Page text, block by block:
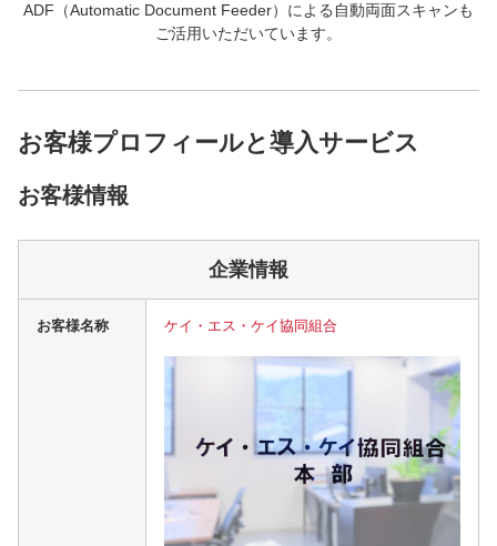
ADF（Automatic Document Feeder）による自動両面スキャンも
ご活用いただいています。
お客様プロフィールと導入サービス
お客様情報
企業情報
お客様名称 ケイ・エス・ケイ協同組合